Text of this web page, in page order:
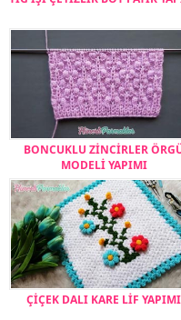
BONCUKLU ZİNCİRLER
MODELİ YAPIMI
ÇİÇEK DALI KARE LİF YAPIMI